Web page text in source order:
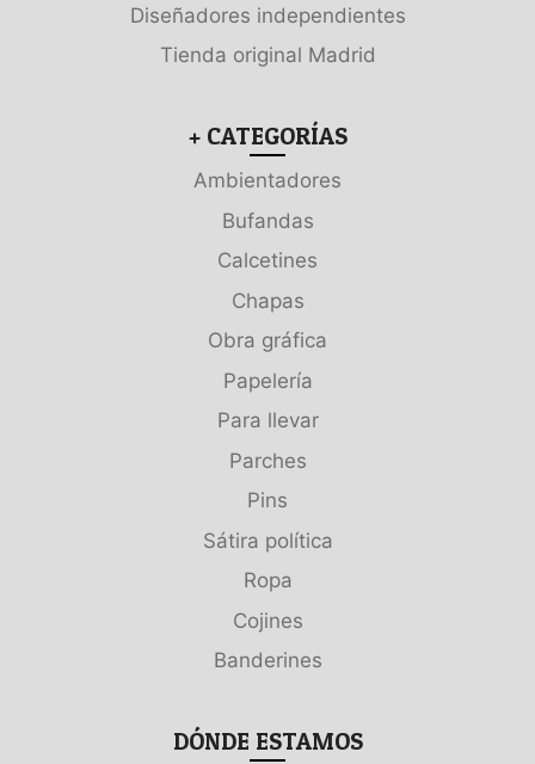
Diseñadores independientes
Tienda original Madrid
+ CATEGORÍAS
Ambientadores
Bufandas
Calcetines
Chapas
Obra gráfica
Papelería
Para llevar
Parches
Pins
Sátira política
Ropa
Cojines
Banderines
DÓNDE ESTAMOS